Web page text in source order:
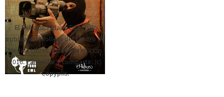
El Rebozo, Palapa Editorial,
publica este folleto del Centro de
Medios Libres. Esta es la edición
2016. Para rolar y compartir. (c)
Copyplis.